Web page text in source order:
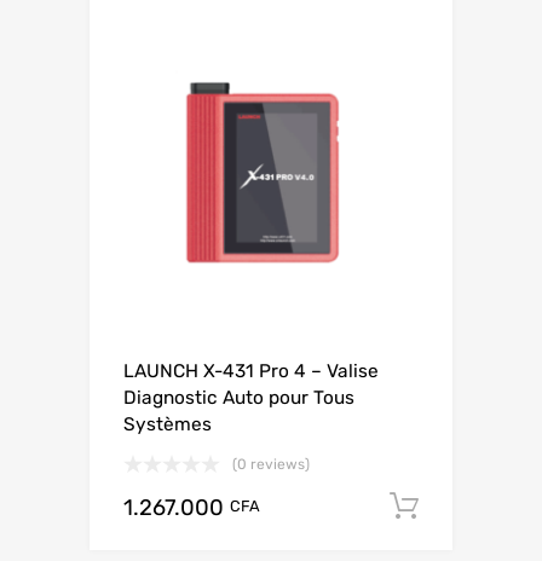
LAUNCH X-431 Pro 4 – Valise
Diagnostic Auto pour Tous
Systèmes
(0 reviews)
1.267.000 CFA